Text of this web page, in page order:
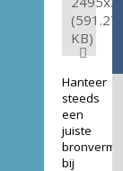
(591.27
KB)
Hanteer
steeds
een
juiste
bij